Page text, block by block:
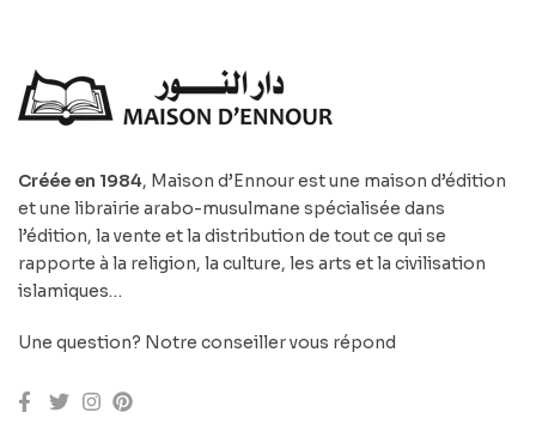
Créée en 1984, Maison d’Ennour est une maison d’édition
et une librairie arabo-musulmane spécialisée dans
l’édition, la vente et la distribution de tout ce qui se
rapporte à la religion, la culture, les arts et la civilisation
islamiques…
Une question? Notre conseiller vous répond